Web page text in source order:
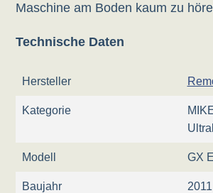
Maschine am Boden kaum zu
Technische Daten
Hersteller
Kategorie
Modell GX
Baujahr 2011